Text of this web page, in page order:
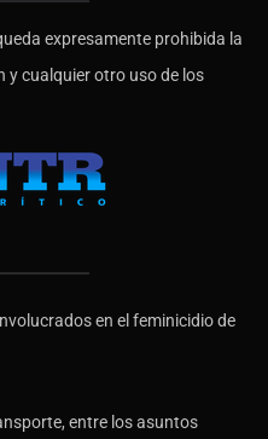
expresamente prohibida la
y cualquier otro uso de los
en el feminicidio de
entre los asuntos